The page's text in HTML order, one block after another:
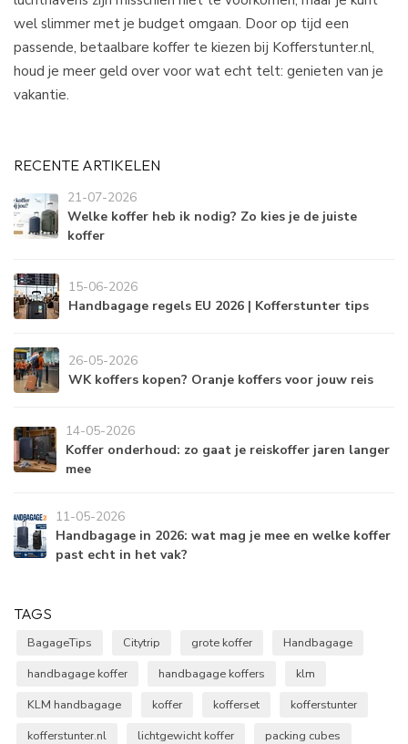
wel slimmer met je budget omgaan. Door op tijd een
passende, betaalbare koffer te kiezen bij Kofferstunter.nl,
houd je meer geld over voor wat echt telt: genieten van je
vakantie.​
RECENTE ARTIKELEN
21-07-2026
Welke koffer heb ik nodig? Zo kies je de juiste
koffer
15-06-2026
Handbagage regels EU 2026 | Kofferstunter tips
26-05-2026
WK koffers kopen? Oranje koffers voor jouw reis
14-05-2026
Koffer onderhoud: zo gaat je reiskoffer jaren langer
mee
11-05-2026
Handbagage in 2026: wat mag je mee en welke koffer
past echt in het vak?
TAGS
BagageTips Citytrip grote koffer
Handbagage
handbagage koffer
handbagage koffers
klm
KLM handbagage
koffer kofferset
kofferstunter
kofferstunter.nl
lichtgewicht koffer
packing cubes